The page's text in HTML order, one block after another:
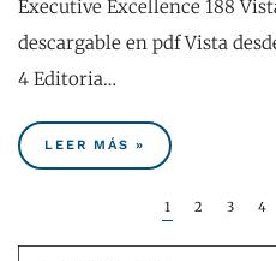
Executive Excellence 188
descargable en pdf Vista
4 Editoria…
LEER MÁS »
1 2 3 4